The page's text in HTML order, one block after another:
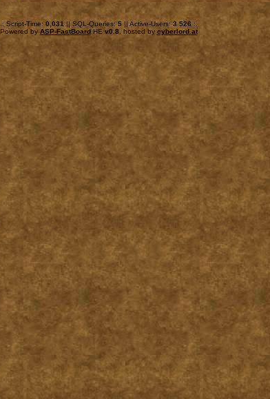
.: Script-Time: 0,031 || SQL-Queries: 5|| Active-Users: 3 526 :.
Powered by ASP-FastBoardHE v0.8, hosted by cyberlord.at